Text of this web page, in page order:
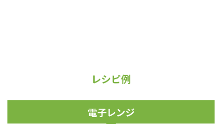
レシピ例
電子レンジ